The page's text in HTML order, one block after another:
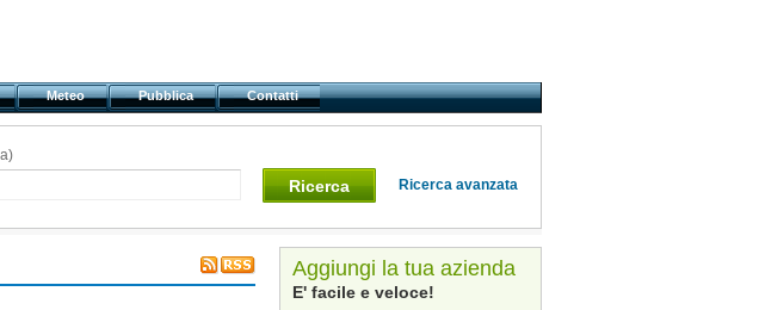
Meteo Pubblica Contatti
Ricerca Ricerca avanzata
Aggiungi la tua azienda
E' facile e veloce!